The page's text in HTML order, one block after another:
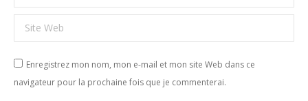
Site Web
Enregistrez mon nom, mon e-mail et mon site Web dans ce
navigateur pour la prochaine fois que je commenterai.